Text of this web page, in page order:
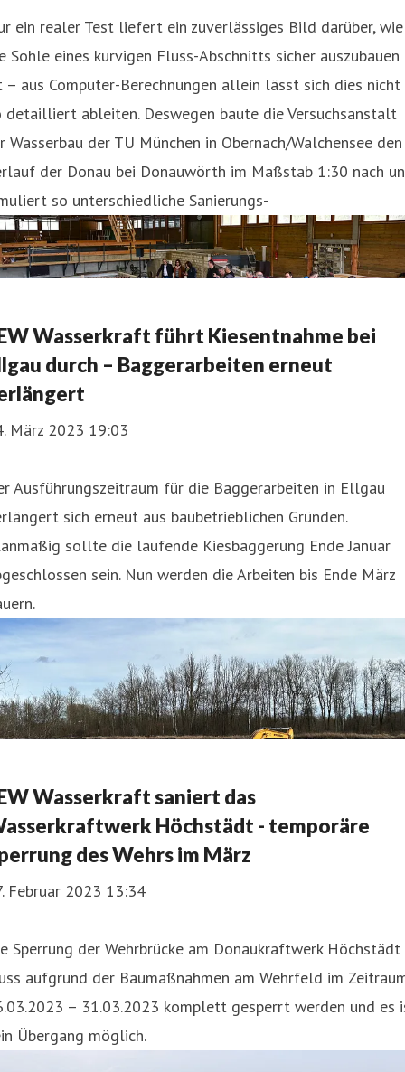
ein realer Test liefert ein zuverlässiges Bild darüber, wie
Sohle eines kurvigen Fluss-Abschnitts sicher auszubauen
– aus Computer-Berechnungen allein lässt sich dies nicht
detailliert ableiten. Deswegen baute die Versuchsanstalt
Wasserbau der TU München in Obernach/Walchensee den
der Donau bei Donauwörth im Maßstab 1:30 nach
so unterschiedliche Sanierungs-
Wasserkraft führt Kiesentnahme bei
durch – Baggerarbeiten erneut
März 2023 19:03
Ausführungszeitraum für die Baggerarbeiten in Ellgau
sich erneut aus baubetrieblichen Gründen.
sollte die laufende Kiesbaggerung Ende Januar
sein. Nun werden die Arbeiten bis Ende März
Wasserkraft saniert das
Höchstädt - temporäre
des Wehrs im März
Februar 2023 13:34
Sperrung der Wehrbrücke am Donaukraftwerk Höchstädt
aufgrund der Baumaßnahmen am Wehrfeld im
– 31.03.2023 komplett gesperrt werden und es
Übergang möglich.